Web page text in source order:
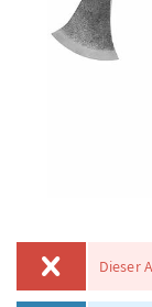
Dieser